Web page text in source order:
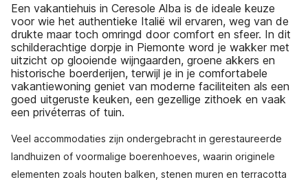
Een vakantiehuis in Ceresole Alba is de ideale keuze
voor wie het authentieke Italië wil ervaren, weg van de
drukte maar toch omringd door comfort en sfeer. In dit
schilderachtige dorpje in Piemonte word je wakker met
uitzicht op glooiende wijngaarden, groene akkers en
historische boerderijen, terwijl je in je comfortabele
vakantiewoning geniet van moderne faciliteiten als een
goed uitgeruste keuken, een gezellige zithoek en vaak
een privéterras of tuin.
Veel accommodaties zijn ondergebracht in gerestaureerde
landhuizen of voormalige boerenhoeves, waarin originele
elementen zoals houten balken, stenen muren en terracotta